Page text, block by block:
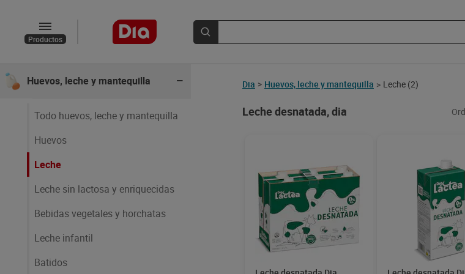
Productos
Quesos
Huevos, leche y mantequilla
Todo huevos, leche y mantequilla
Huevos
Leche
Leche sin lactosa y enriquecidas
Bebidas vegetales y horchatas
Leche infantil
Batidos
Dia > Huevos, leche y mantequilla > Leche (2)
Leche desnatada, dia